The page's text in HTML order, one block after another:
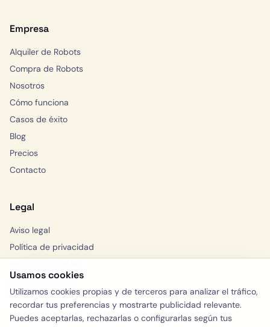
Usamos cookies
Utilizamos cookies propias y de terceros para analizar el tráfico,
recordar tus preferencias y mostrarte publicidad relevante.
Puedes aceptarlas, rechazarlas o configurarlas según tus
Empresa
Alquiler de Robots
Compra de Robots
Nosotros
Cómo funciona
Casos de éxito
Blog
Precios
Contacto
Legal
Aviso legal
Política de privacidad
Solicitar consulta
WhatsApp